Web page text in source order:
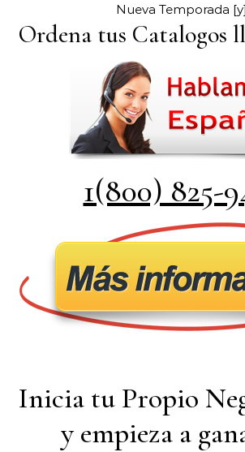
Nueva Temporada [y]
Ordena tus Catalogos
1(800) 825-
Inicia tu Propio
y empieza a